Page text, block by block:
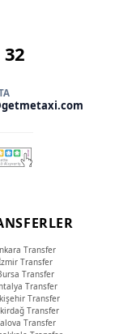
Transfer
Transfer
Transfer
Transfer
Transfer
Transfer
Transfer